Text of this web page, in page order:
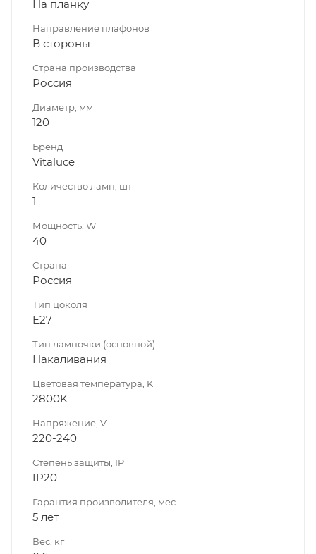
На планку
Направление плафонов
В стороны
Страна производства
Россия
Диаметр, мм
120
Бренд
Vitaluce
Количество ламп, шт
1
Мощность, W
40
Страна
Россия
Тип цоколя
E27
Тип лампочки (основной)
Накаливания
Цветовая температура, K
2800K
Напряжение, V
220-240
Степень защиты, IP
IP20
Гарантия производителя, мес
5 лет
Вес, кг